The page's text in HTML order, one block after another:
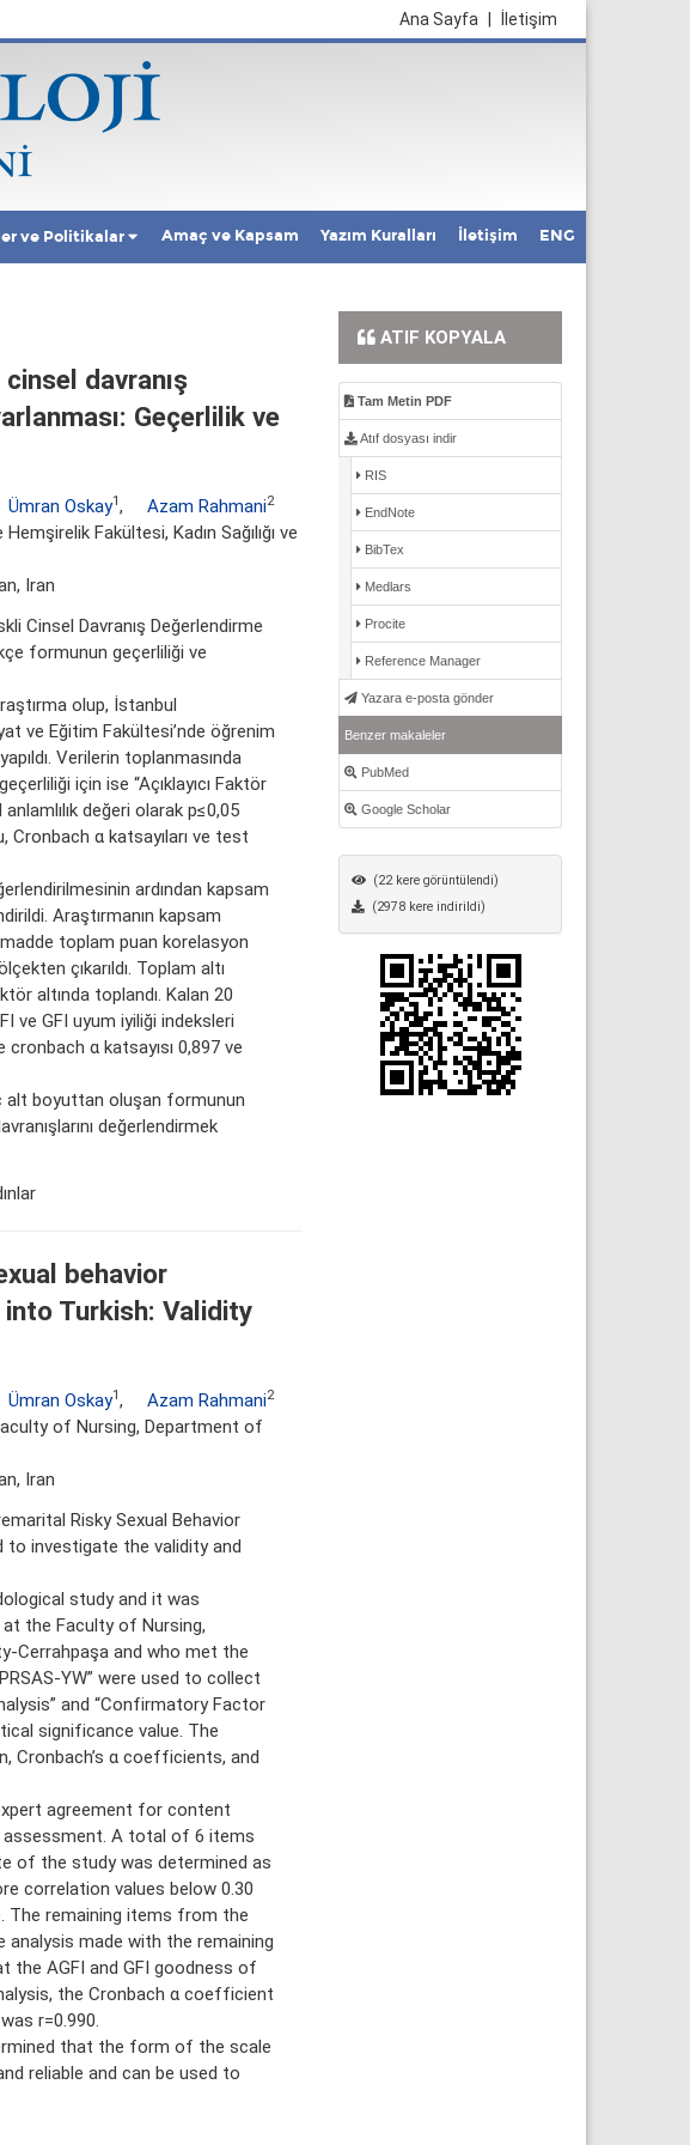
İletişim
Ana Sayfa
ve Politikalar Amaç ve Kapsam Yazım Kuralları İletişim ENG
davranış
Geçerlilik ve
Ümran Oskay1 , Azam Rahmani2
Fakültesi, Kadın Sağılığı ve
Iran
Cinsel Davranış Değerlendirme
formunun geçerliliği ve
olup, İstanbul
ve Eğitim Fakültesi’nde öğrenim
Verilerin toplanmasında
geçerliliği için ise “Açıklayıcı Faktör
değeri olarak p≤0,05
Cronbach α katsayıları ve test
ardından kapsam
Araştırmanın kapsam
toplam puan korelasyon
çıkarıldı. Toplam altı
altında toplandı. Kalan 20
ve GFI uyum iyiliği indeksleri
α katsayısı 0,897 ve
alt boyuttan oluşan formunun
değerlendirmek
behavior
Turkish: Validity
Ümran Oskay1, Azam Rahmani2
of Nursing, Department of
Iran
Risky Sexual Behavior
to investigate the validity and
study and it was
the Faculty of Nursing,
Cerrahpaşa and who met the
YW” were used to collect
and “Confirmatory Factor
significance value. The
Cronbach’s α coefficients, and
agreement for content
A total of 6 items
of the study was determined as
correlation values below 0.30
The remaining items from the
made with the remaining
the AGFI and GFI goodness of
the Cronbach α coefficient
r=0.990.
that the form of the scale
reliable and can be used to
ATIF KOPYALA
Tam Metin PDF
Atıf dosyası indir
RIS
EndNote
BibTex
Medlars
Procite
Reference Manager
Yazara e-posta gönder
Benzer makaleler
PubMed
Google Scholar
(22 kere görüntülendi)
(2978 kere indirildi)